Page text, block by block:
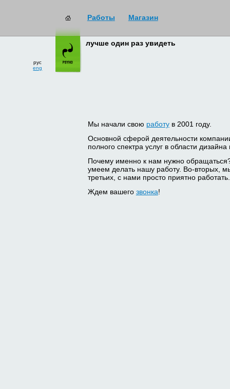
Работы Магазин
eng
лучше один раз увидеть
Мы начали свою работув 2001 году.
Основной сферой деятельности
полного спектра услуг в области
Почему именно к нам нужно
умеем делать нашу работу. Во-вторых,
третьих, с нами просто приятно работать.
Ждем вашего звонка!